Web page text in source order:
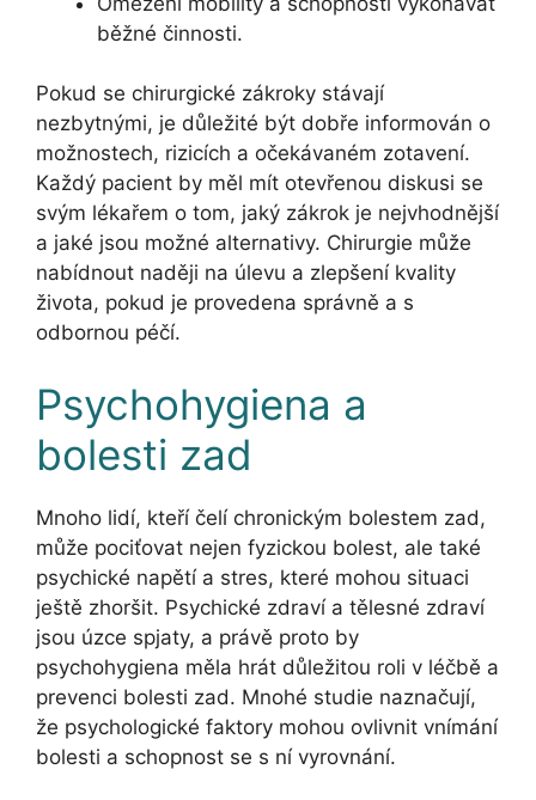
běžné činnosti.
Pokud se chirurgické zákroky stávají
nezbytnými, je důležité být dobře informován o
možnostech, rizicích a očekávaném zotavení.
Každý pacient by měl mít otevřenou diskusi se
svým lékařem o tom, jaký zákrok je nejvhodnější
a jaké jsou možné alternativy. Chirurgie může
nabídnout naději na úlevu a zlepšení kvality
života, pokud je provedena správně a s
odbornou péčí.
Psychohygiena a
bolesti zad
Mnoho lidí, kteří čelí chronickým bolestem zad,
může pociťovat nejen fyzickou bolest, ale také
psychické napětí a stres, které mohou situaci
ještě zhoršit. Psychické zdraví a tělesné zdraví
jsou úzce spjaty, a právě proto by
psychohygiena měla hrát důležitou roli v léčbě a
prevenci bolesti zad. Mnohé studie naznačují,
že psychologické faktory mohou ovlivnit vnímání
bolesti a schopnost se s ní vyrovnání.